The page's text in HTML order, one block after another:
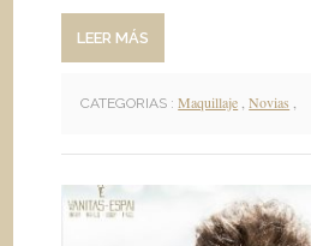
LEER MÁS
CATEGORIAS : Maquillaje ,Novias ,